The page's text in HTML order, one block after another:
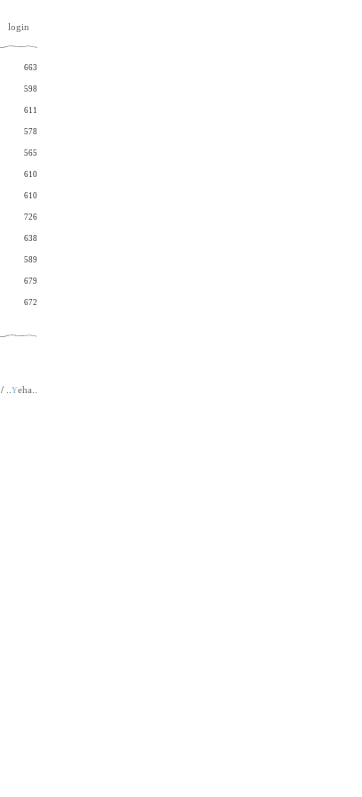
login
663
598
611
578
565
610
610
726
638
589
679
672
/ Yeha..